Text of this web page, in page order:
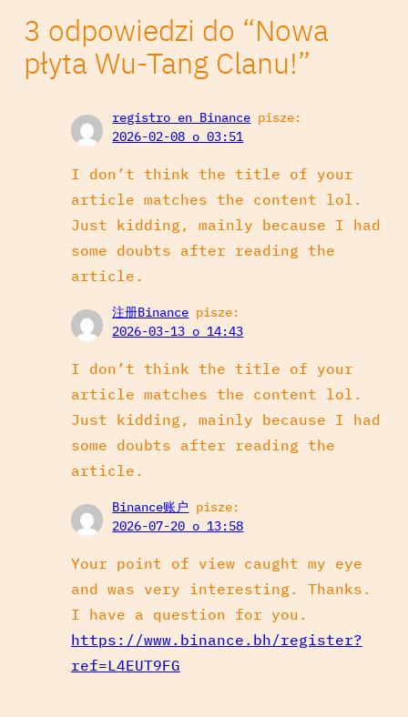
3 odpowiedzi do “Nowa
płyta Wu-Tang Clanu!”
registro en Binance pisze:
2026-02-08 o 03:51
I don’t think the title of your
article matches the content lol.
Just kidding, mainly because I had
some doubts after reading the
article.
注册Binance pisze:
2026-03-13 o 14:43
I don’t think the title of your
article matches the content lol.
Just kidding, mainly because I had
some doubts after reading the
article.
Binance账户 pisze:
2026-07-20 o 13:58
Your point of view caught my eye
and was very interesting. Thanks.
I have a question for you.
https://www.binance.bh/register?
ref=L4EUT9FG